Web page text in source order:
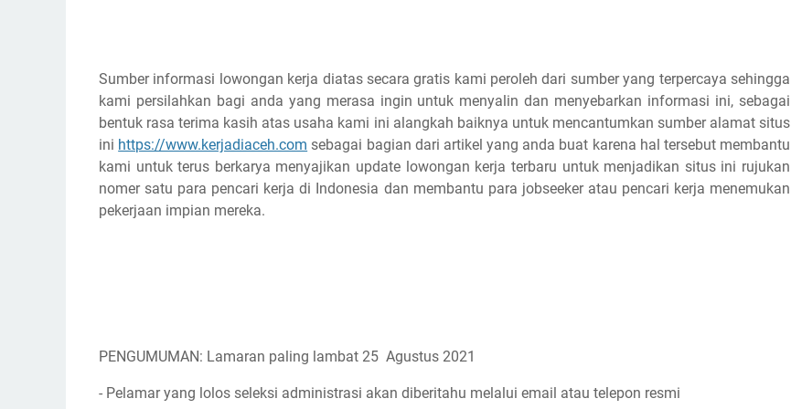
Sumber informasi lowongan kerja diatas secara gratis kami peroleh dari sumber yang terpercaya sehingga
kami persilahkan bagi anda yang merasa ingin untuk menyalin dan menyebarkan informasi ini, sebagai
bentuk rasa terima kasih atas usaha kami ini alangkah baiknya untuk mencantumkan sumber alamat situs
ini https://www.kerjadiaceh.com sebagai bagian dari artikel yang anda buat karena hal tersebut membantu
kami untuk terus berkarya menyajikan update lowongan kerja terbaru untuk menjadikan situs ini rujukan
nomer satu para pencari kerja di Indonesia dan membantu para jobseeker atau pencari kerja menemukan
pekerjaan impian mereka.
PENGUMUMAN: Lamaran paling lambat 25 Agustus 2021
- Pelamar yang lolos seleksi administrasi akan diberitahu melalui email atau telepon resmi